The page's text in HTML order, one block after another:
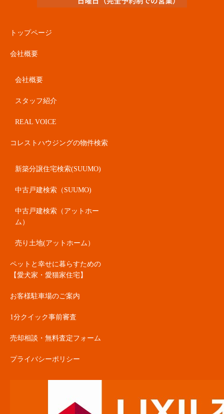
トップページ
会社概要
会社概要
スタッフ紹介
REAL VOICE
コレストハウジングの物件検索
新築分譲住宅検索(SUUMO)
中古戸建検索（SUUMO)
中古戸建検索（アットホー
ム）
売り土地(アットホーム）
ペットと幸せに暮らすための
【愛犬家・愛猫家住宅】
お客様駐車場のご案内
1分クイック事前審査
売却相談・無料査定フォーム
プライバシーポリシー